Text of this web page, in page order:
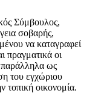
Σύμβουλος,
σοβαρής,
να καταγραφεί
πραγματικά οι
παράλληλα ως
του εγχώριου
τοπική οικονομία.